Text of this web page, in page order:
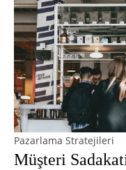
Pazarlama Stratejileri
Müşteri